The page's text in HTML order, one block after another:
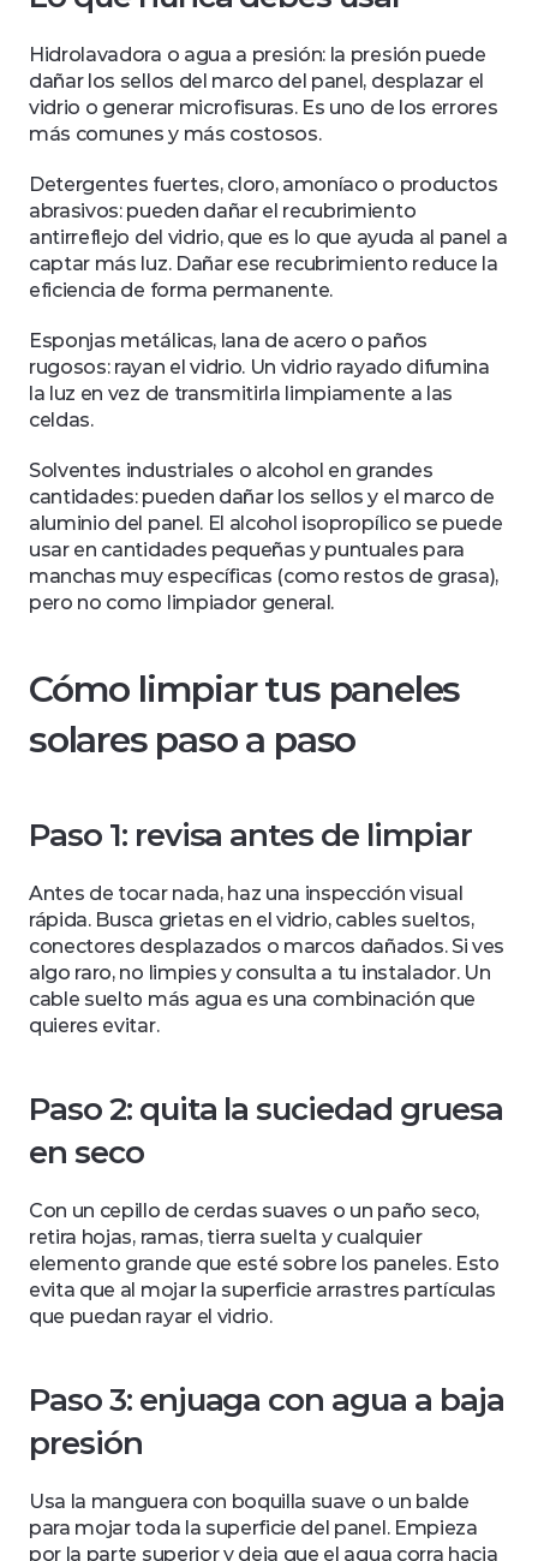
Hidrolavadora o agua a presión: la presión puede
dañar los sellos del marco del panel, desplazar el
vidrio o generar microfisuras. Es uno de los errores
más comunes y más costosos.
Detergentes fuertes, cloro, amoníaco o productos
abrasivos: pueden dañar el recubrimiento
antirreflejo del vidrio, que es lo que ayuda al panel a
captar más luz. Dañar ese recubrimiento reduce la
eficiencia de forma permanente.
Esponjas metálicas, lana de acero o paños
rugosos: rayan el vidrio. Un vidrio rayado difumina
la luz en vez de transmitirla limpiamente a las
celdas.
Solventes industriales o alcohol en grandes
cantidades: pueden dañar los sellos y el marco de
aluminio del panel. El alcohol isopropílico se puede
usar en cantidades pequeñas y puntuales para
manchas muy específicas (como restos de grasa),
pero no como limpiador general.
Cómo limpiar tus paneles
solares paso a paso
Paso 1: revisa antes de limpiar
Antes de tocar nada, haz una inspección visual
rápida. Busca grietas en el vidrio, cables sueltos,
conectores desplazados o marcos dañados. Si ves
algo raro, no limpies y consulta a tu instalador. Un
cable suelto más agua es una combinación que
quieres evitar.
Paso 2: quita la suciedad gruesa
en seco
Con un cepillo de cerdas suaves o un paño seco,
retira hojas, ramas, tierra suelta y cualquier
elemento grande que esté sobre los paneles. Esto
evita que al mojar la superficie arrastres partículas
que puedan rayar el vidrio.
Paso 3: enjuaga con agua a baja
presión
Usa la manguera con boquilla suave o un balde
para mojar toda la superficie del panel. Empieza
por la parte superior y deja que el agua corra hacia